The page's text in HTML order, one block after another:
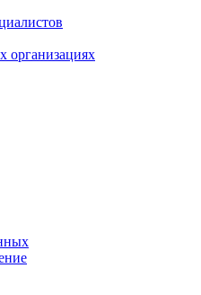
организациях